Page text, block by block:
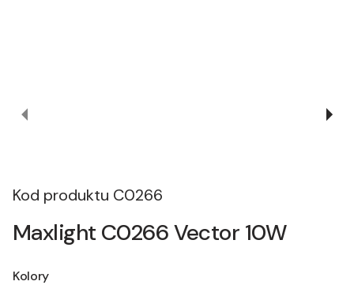
Kod produktu C0266
Maxlight C0266 Vector 10W
Kolory